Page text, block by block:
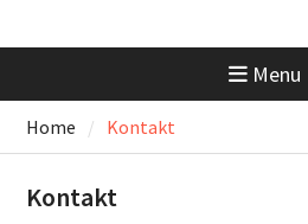
Menu
Home Kontakt
Kontakt